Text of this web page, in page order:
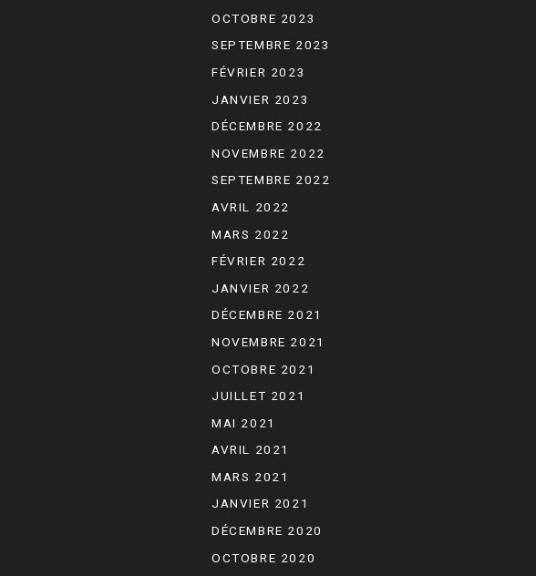
OCTOBRE 2023
SEPTEMBRE 2023
FÉVRIER 2023
JANVIER 2023
DÉCEMBRE 2022
NOVEMBRE 2022
SEPTEMBRE 2022
AVRIL 2022
MARS 2022
FÉVRIER 2022
JANVIER 2022
DÉCEMBRE 2021
NOVEMBRE 2021
OCTOBRE 2021
JUILLET 2021
MAI 2021
AVRIL 2021
MARS 2021
JANVIER 2021
DÉCEMBRE 2020
OCTOBRE 2020